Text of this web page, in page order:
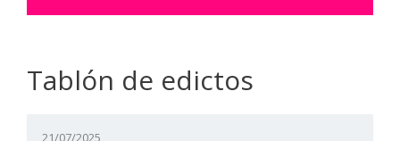
Tablón de edictos
21/07/2025